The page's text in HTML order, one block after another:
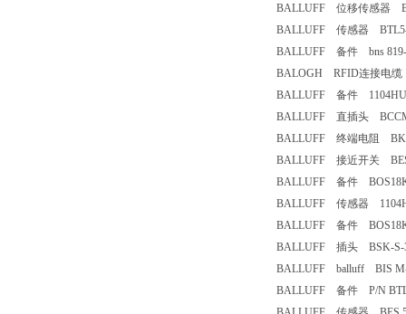
BALLUFF 位移传感器
BALLUFF 传感器 BTL5-
BALLUFF 备件 bns 819-
BALOGH RFID连接电
BALLUFF 备件 1104HU
BALLUFF 直插头
BALLUFF 终端电阻
BALLUFF 接近开关
BALLUFF 备件
BALLUFF 传感器
BALLUFF 备件
BALLUFF 插头 BSK-S-
BALLUFF balluff BIS M-
BALLUFF 备件 P/N